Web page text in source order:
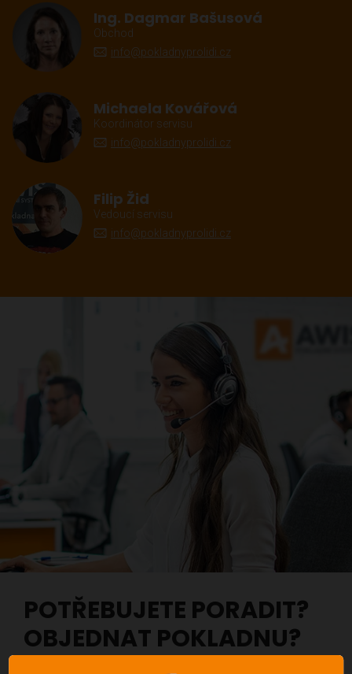
Ing. Dagmar Bašusová
Obchod
info@pokladnyprolidi.cz
Michaela Kovářová
Koordinátor servisu
info@pokladnyprolidi.cz
Filip Žid
Vedoucí servisu
info@pokladnyprolidi.cz
POTŘEBUJETE PORADIT?
OBJEDNAT POKLADNU?
Budeme Vás co nejdříve kontaktovat zpět.